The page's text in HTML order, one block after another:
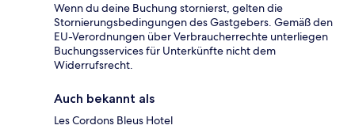
Wenn du deine Buchung stornierst, gelten die
Stornierungsbedingungen des Gastgebers. Gemäß den
EU-Verordnungen über Verbraucherrechte unterliegen
Buchungsservices für Unterkünfte nicht dem
Widerrufsrecht.
Auch bekannt als
Les Cordons Bleus Hotel